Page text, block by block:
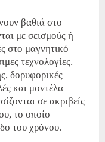
βαθιά στο
με σεισμούς ή
στο μαγνητικό
τεχνολογίες.
δορυφορικές
και μοντέλα
σε ακριβείς
το οποίο
του χρόνου.